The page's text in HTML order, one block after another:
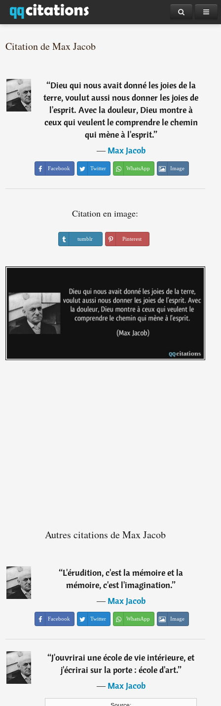
Citation de Max Jacob
“Dieu qui nous avait donné les joies de la
terre, voulut aussi nous donner les joies de
l'esprit. Avec la douleur, Dieu montre à
ceux qui veulent le comprendre le chemin
qui mène à l'esprit.”
―Max Jacob
Facebook Twitter WhatsApp Image
Citation en image:
tumblr Pinterest
Autres citations de Max Jacob
“L'érudition, c'est la mémoire et la
mémoire, c'est l'imagination.”
―Max Jacob
Facebook Twitter WhatsApp Image
“J'ouvrirai une école de vie intérieure, et
j'écrirai sur la porte : école d'art.”
―Max Jacob